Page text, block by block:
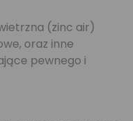
(zinc air)
oraz inne
pewnego i